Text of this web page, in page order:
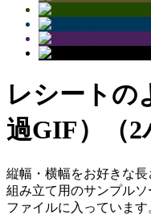
レシートの
過GIF）（2
縦幅・横幅をお好きな長
組み立て用のサンプル
ファイルに入っています